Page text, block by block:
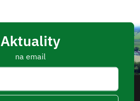
Aktuality
na email